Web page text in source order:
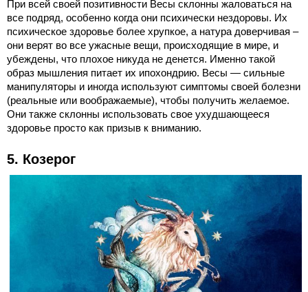
При всей своей позитивности Весы склонны жаловаться на
все подряд, особенно когда они психически нездоровы. Их
психическое здоровье более хрупкое, а натура доверчивая –
они верят во все ужасные вещи, происходящие в мире, и
убеждены, что плохое никуда не денется. Именно такой
образ мышления питает их ипохондрию. Весы — сильные
манипуляторы и иногда используют симптомы своей болезни
(реальные или воображаемые), чтобы получить желаемое.
Они также склонны использовать свое ухудшающееся
здоровье просто как призыв к вниманию.
5. Козерог